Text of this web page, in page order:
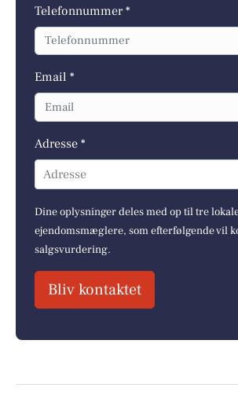
Telefonnummer *
Email *
Adresse *
Adresse
Dine oplysninger deles med op til tre
ejendomsmæglere, som efterfølgende vil
salgsvurdering.
Bliv kontaktet